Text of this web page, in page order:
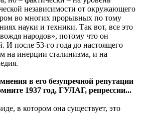
независимости от окружающего
во многих прорывных по тому
науки и техники. Так вот, все это
народов», потому что он
И после 53-го года до настоящего
на инерции сталинизма, и на
в его безупречной репутации
1937 год, ГУЛАГ, репрессии...
в котором она существует, это